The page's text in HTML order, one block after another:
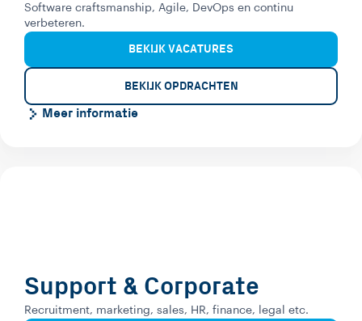
Software craftsmanship, Agile, DevOps en continu
verbeteren.
BEKIJK VACATURES
BEKIJK OPDRACHTEN
Meer informatie
Support & Corporate
Recruitment, marketing, sales, HR, finance, legal etc.